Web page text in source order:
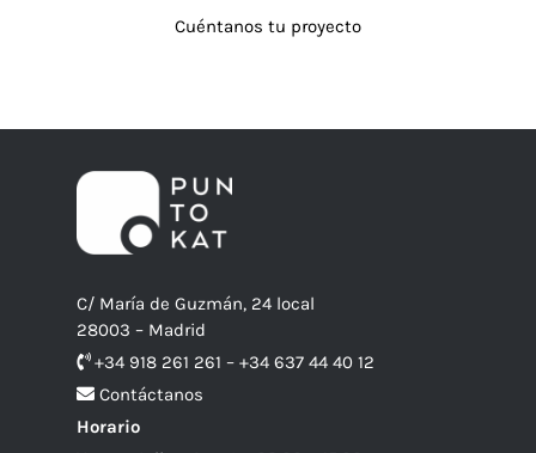
Cuéntanos tu proyecto
C/ María de Guzmán, 24 local
28003 – Madrid
+34 918 261 261 – +34 637 44 40 12
Contáctanos
Horario